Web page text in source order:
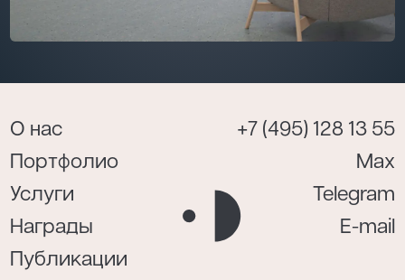
О нас
Портфолио
Услуги
Награды
Публикации
+7 (495) 128 13 55
Max
Telegram
E-mail